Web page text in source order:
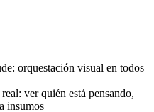
orquestación visual en todos
ver quién está pensando,
insumos